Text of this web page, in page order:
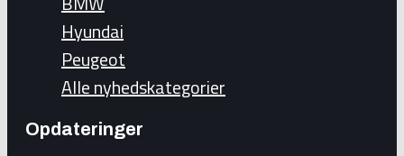
Hyundai
Peugeot
Alle nyhedskategorier
Opdateringer